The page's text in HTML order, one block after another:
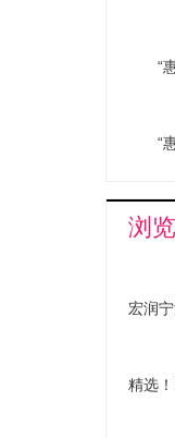
“
“
浏
宏润
精选